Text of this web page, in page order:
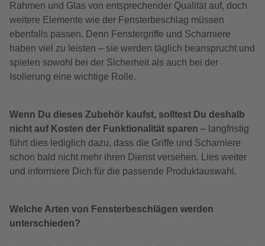
Rahmen und Glas von entsprechender Qualität auf, doch
weitere Elemente wie der Fensterbeschlag müssen
ebenfalls passen. Denn Fenstergriffe und Scharniere
haben viel zu leisten – sie werden täglich beansprucht und
spielen sowohl bei der Sicherheit als auch bei der
Isolierung eine wichtige Rolle.
Wenn Du dieses Zubehör kaufst, solltest Du deshalb
nicht auf Kosten der Funktionalität sparen – langfristig
führt dies lediglich dazu, dass die Griffe und Scharniere
schon bald nicht mehr ihren Dienst versehen. Lies weiter
und informiere Dich für die passende Produktauswahl.
Welche Arten von Fensterbeschlägen werden
unterschieden?